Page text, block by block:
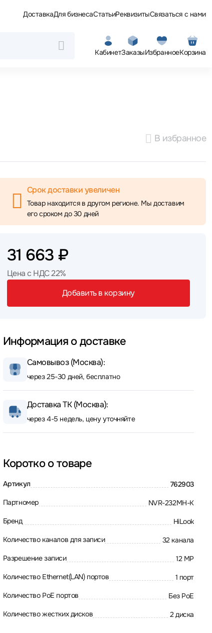
ДоставкаДля бизнесаСтатьиРеквизитыСвязаться с нами
КабинетЗаказыИзбранноеКорзина
В избранное
Срок доставки увеличен
Товар находится в другом регионе. Мы доставим
его сроком до 30 дней
31 663 ₽
Цена с НДС 22%
Добавить в корзину
Информация о доставке
Самовывоз (Москва):
через 25-30 дней, бесплатно
Доставка ТК (Москва):
через 4-5 недель, цену уточняйте
Коротко о товаре
Артикул 762903
Партномер NVR-232MH-K
Бренд HiLook
Количество каналов для записи 32 канала
Разрешение записи 12 MP
Количество Ethernet(LAN) портов 1 порт
Количество PoE портов Без PoE
Количество жестких дисков 2 диска